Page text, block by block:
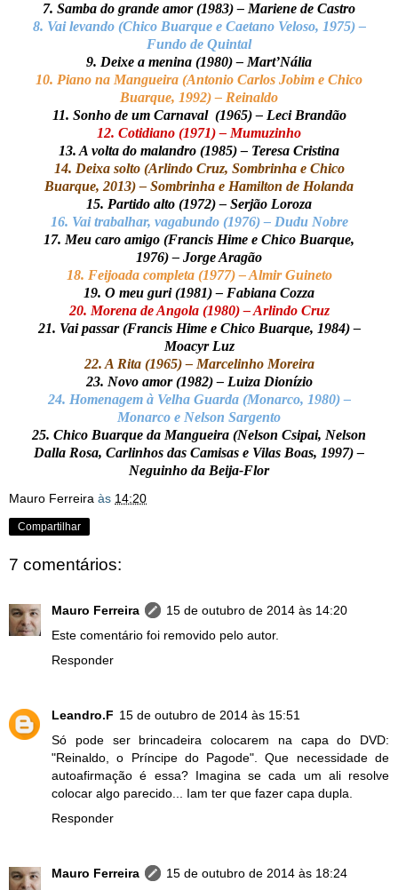
7. Samba do grande amor (1983) – Mariene de Castro
8. Vai levando (Chico Buarque e Caetano Veloso, 1975) –
Fundo de Quintal
9. Deixe a menina (1980) – Mart’Nália
10. Piano na Mangueira (Antonio Carlos Jobim e Chico
Buarque, 1992) – Reinaldo
11. Sonho de um Carnaval (1965) – Leci Brandão
12. Cotidiano (1971) – Mumuzinho
13. A volta do malandro (1985) – Teresa Cristina
14. Deixa solto (Arlindo Cruz, Sombrinha e Chico
Buarque, 2013) – Sombrinha e Hamilton de Holanda
15. Partido alto (1972) – Serjão Loroza
16. Vai trabalhar, vagabundo (1976) – Dudu Nobre
17. Meu caro amigo (Francis Hime e Chico Buarque,
1976) – Jorge Aragão
18. Feijoada completa (1977) – Almir Guineto
19. O meu guri (1981) – Fabiana Cozza
20. Morena de Angola (1980) – Arlindo Cruz
21. Vai passar (Francis Hime e Chico Buarque, 1984) –
Moacyr Luz
22. A Rita (1965) – Marcelinho Moreira
23. Novo amor (1982) – Luiza Dionízio
24. Homenagem à Velha Guarda (Monarco, 1980) –
Monarco e Nelson Sargento
25. Chico Buarque da Mangueira (Nelson Csipai, Nelson
Dalla Rosa, Carlinhos das Camisas e Vilas Boas, 1997) –
Neguinho da Beija-Flor
Mauro Ferreira às 14:20
Compartilhar
7 comentários:
Mauro Ferreira
15 de outubro de 2014 às 14:20
Este comentário foi removido pelo autor.
Responder
Leandro.F 15 de outubro de 2014 às 15:51
Só pode ser brincadeira colocarem na capa do DVD:
"Reinaldo, o Príncipe do Pagode". Que necessidade de
autoafirmação é essa? Imagina se cada um ali resolve
colocar algo parecido... Iam ter que fazer capa dupla.
Responder
Mauro Ferreira
15 de outubro de 2014 às 18:24